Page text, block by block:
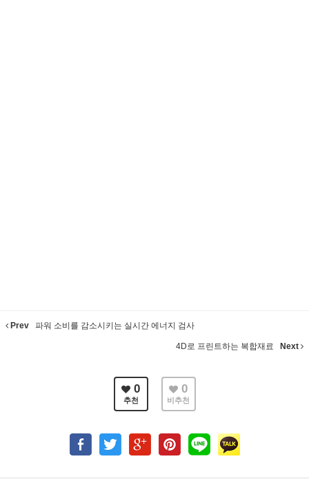
Prev 파워 소비를 감소시키는 실시간 에너지 검사
4D로 프린트하는 복합재료 Next
0
추천
0
비추천